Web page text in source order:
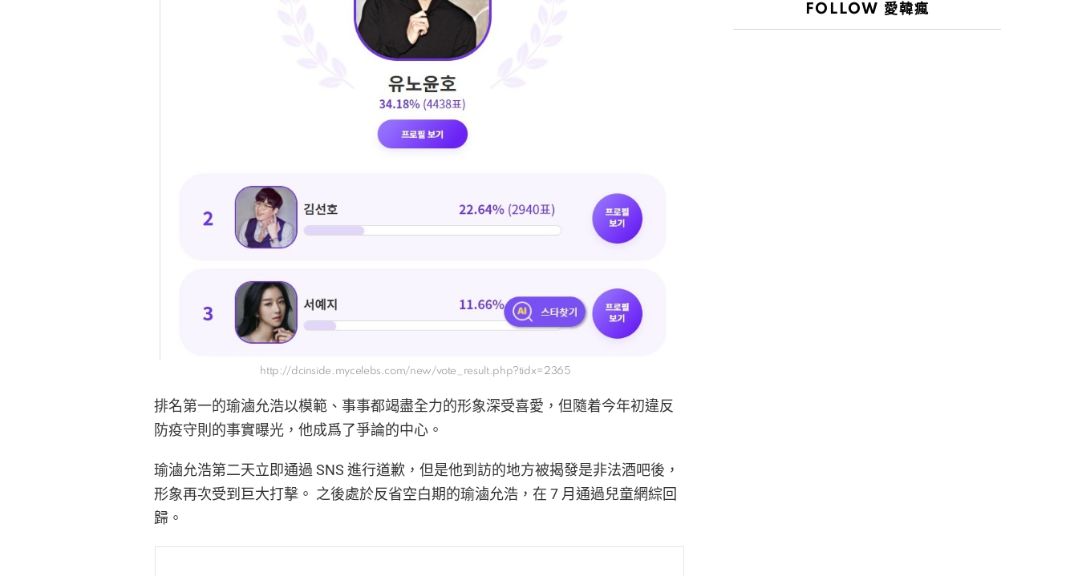
http://dcinside.mycelebs.com/new/vote_result.php?tidx=2365
排名第一的瑜滷允浩以模範、事事都竭盡全力的形象深受喜愛，但隨着今年初違反
防疫守則的事實曝光，他成爲了爭論的中心。
瑜滷允浩第二天立即通過 SNS 進行道歉，但是他到訪的地方被揭發是非法酒吧後，
形象再次受到巨大打擊。 之後處於反省空白期的瑜滷允浩，在 7 月通過兒童網綜回
歸。
FOLLOW 愛韓瘋